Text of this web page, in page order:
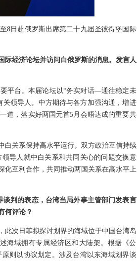
8日赴俄罗斯出席第二十九届圣彼得堡国际
际经济论坛并访问白俄罗斯的消息。发言人
平台。本届论坛以“务实对话—通往稳定未
领导人。中方期待与各方加强沟通，增进
道，落实好两国元首5月会晤达成的重要共
白关系保持高水平运行。双方政治互信持续
导人就中白关系和共同关心的问题交换意
化互利合作，共同推动两国关系在高水平上
判的表态，台湾当局外事主管部门发表言
何评论？
此次日菲拟探讨划界的海域位于中国台湾岛
海域拥有专属经济区和大陆架。根据《公
则以协议划定。涉及台湾以东海域划界谈